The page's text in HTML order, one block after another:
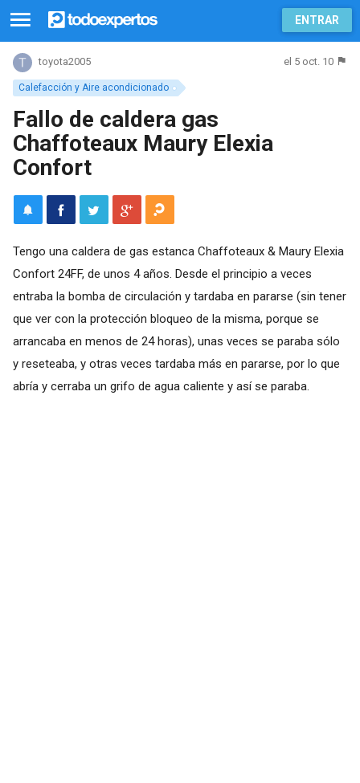
ENTRAR
Calefacción y Aire acondicionado
toyota2005 el 5 oct. 10
Fallo de caldera gas
Chaffoteaux Maury Elexia
Confort
Tengo una caldera de gas estanca Chaffoteaux & Maury Elexia
Confort 24FF, de unos 4 años. Desde el principio a veces
entraba la bomba de circulación y tardaba en pararse (sin tener
que ver con la protección bloqueo de la misma, porque se
arrancaba en menos de 24 horas), unas veces se paraba sólo
y reseteaba, y otras veces tardaba más en pararse, por lo que
abría y cerraba un grifo de agua caliente y así se paraba.